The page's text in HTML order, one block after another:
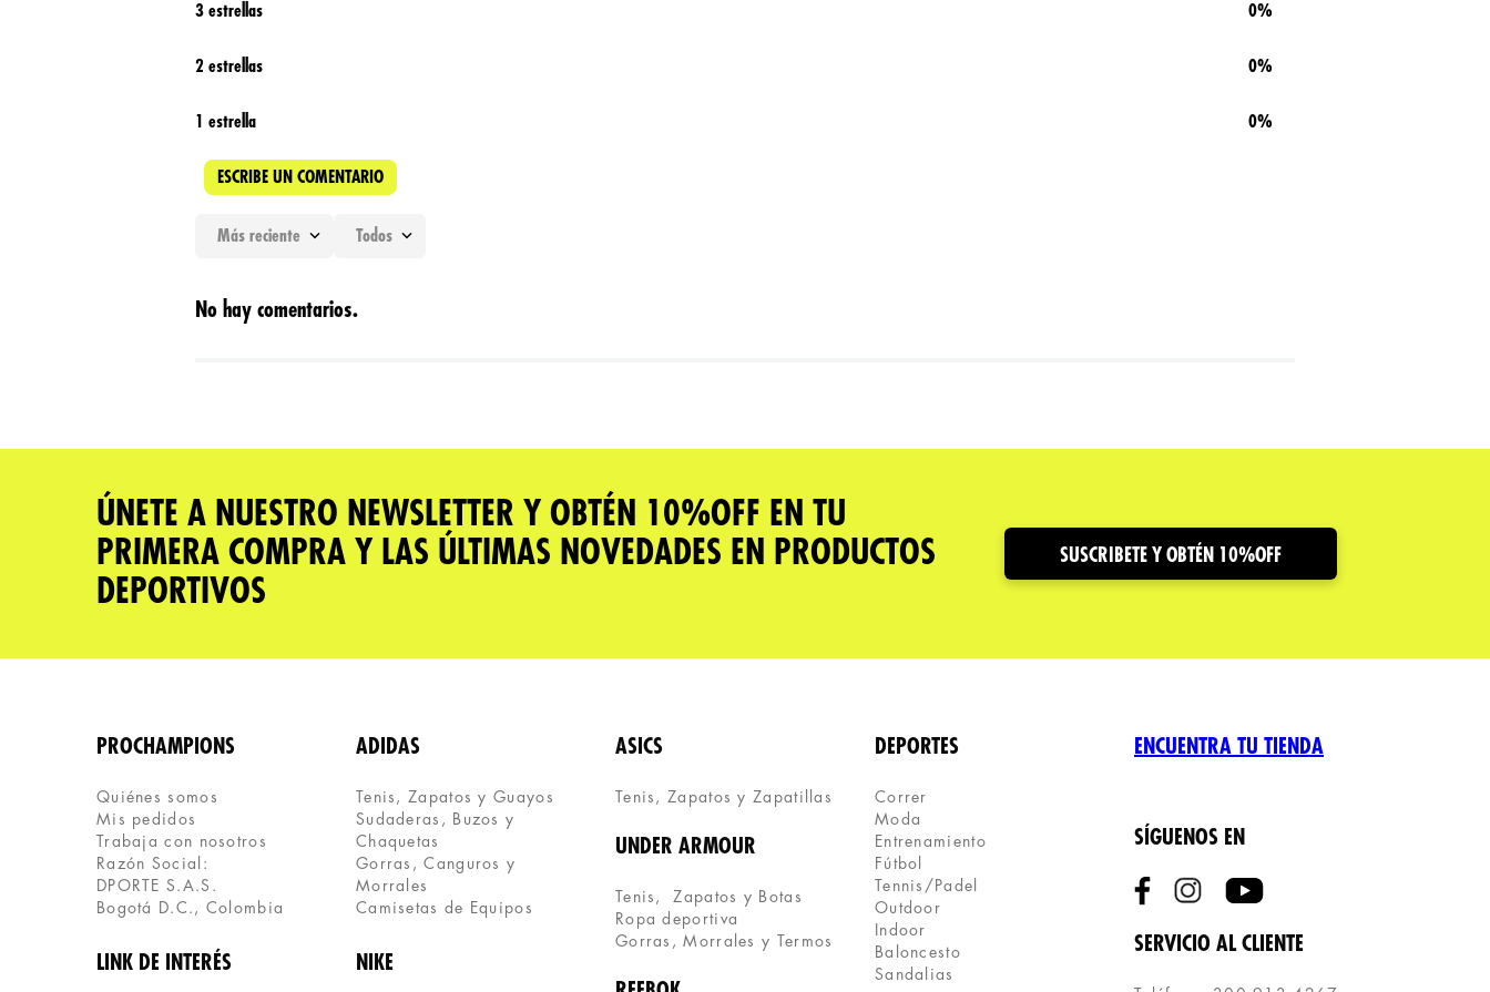
3 estrellas 0%
2 estrellas 0%
1 estrella 0%
ESCRIBE UN COMENTARIO
★★★★★
Dirección de email
ENVIAR COMENTARIO
Más reciente Todos
No hay comentarios.
ÚNETE A NUESTRO NEWSLETTER Y OBTÉN 10%OFF EN TU
PRIMERA COMPRA Y LAS ÚLTIMAS NOVEDADES EN PRODUCTOS
DEPORTIVOS
SUSCRIBETE Y OBTÉN 10%OFF
PROCHAMPIONS
Quiénes somos
Mis pedidos
Trabaja con nosotros
Razón Social:
DPORTE S.A.S.
Bogotá D.C., Colombia
LINK DE INTERÉS
ADIDAS
Tenis, Zapatos y Guayos
Sudaderas, Buzos y
Chaquetas
Gorras, Canguros y
Morrales
Camisetas de Equipos
NIKE
ASICS
Tenis, Zapatos y Zapatillas
UNDER ARMOUR
Tenis,  Zapatos y Botas
Ropa deportiva
Gorras, Morrales y Termos
DEPORTES
Correr
Moda
Entrenamiento
Fútbol
Tennis/Padel
Outdoor
Indoor
Baloncesto
Sandalias
ENCUENTRA TU TIENDA
SÍGUENOS EN
SERVICIO AL CLIENTE